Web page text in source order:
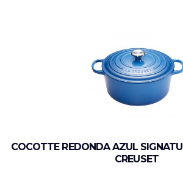
COCOTTE REDONDA AZUL
CREUSET